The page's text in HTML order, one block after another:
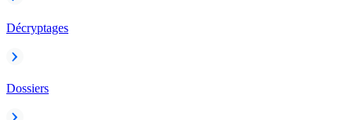
Décryptages
Dossiers